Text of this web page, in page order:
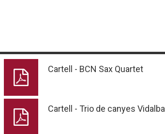
Cartell - BCN Sax Quartet
Cartell - Trio de canyes Vidalba